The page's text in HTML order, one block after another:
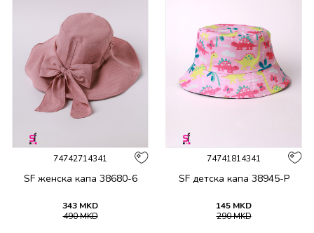
74742714341
SF женска капа 38680-6
343 MKD
490MKD
74741814341
SF детска капа 38945-P
145 MKD
290MKD